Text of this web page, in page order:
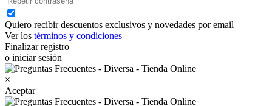
Quiero recibir descuentos exclusivos y novedades por email
Ver los términos y condiciones
Finalizar registro
o iniciar sesión
×
Aceptar